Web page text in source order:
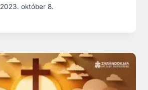
2023. október 8.